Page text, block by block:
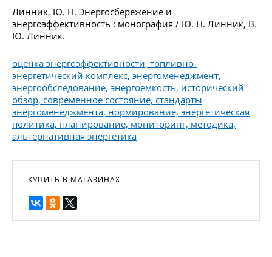
Линник, Ю. Н. Энергосбережение и
энергоэффективность : монография / Ю. Н. Линник, В.
Ю. Линник.
оценка энергоэффективности, топливно-
энергетический комплекс, энергоменеджмент,
энергообследование, энергоемкость, исторический
обзор, современное состояние, стандарты
энергоменеджмента, нормирование, энергетическая
политика, планирование, мониторинг, методика,
альтернативная энергетика
КУПИТЬ В МАГАЗИНАХ